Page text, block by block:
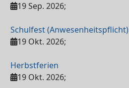
19 Sep. 2026;
Schulfest (Anwesenheitspflicht)
19 Okt. 2026;
Herbstferien
19 Okt. 2026;